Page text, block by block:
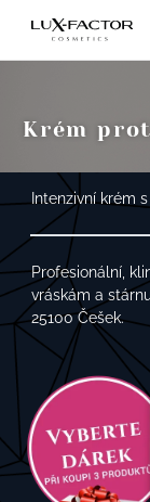
Krém
Intenzivní krém
Profesionální,
vráskám a
25100 Češek.